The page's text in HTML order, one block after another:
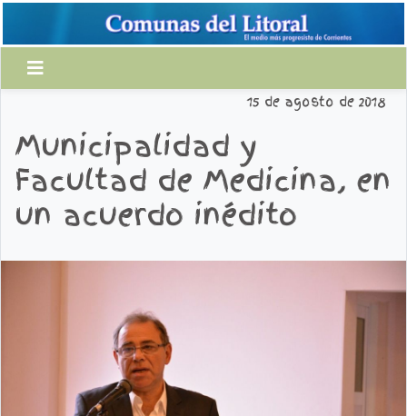
15 de agosto de 2018
Municipalidad y
Facultad de Medicina, en
un acuerdo inédito